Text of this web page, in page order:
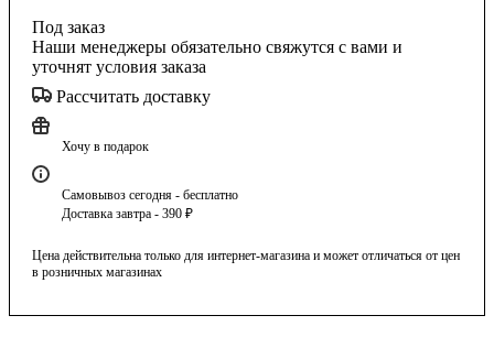
Под заказ
Наши менеджеры обязательно свяжутся с вами и
уточнят условия заказа
Рассчитать доставку
Хочу в подарок
Самовывоз сегодня - бесплатно
Доставка завтра - 390 ₽
Цена действительна только для интернет-магазина и может отличаться от цен
в розничных магазинах